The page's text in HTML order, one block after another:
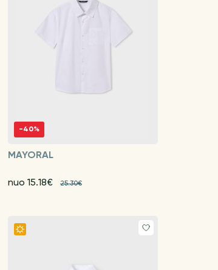
-40%
MAYORAL
nuo 15.18€ 25.30€